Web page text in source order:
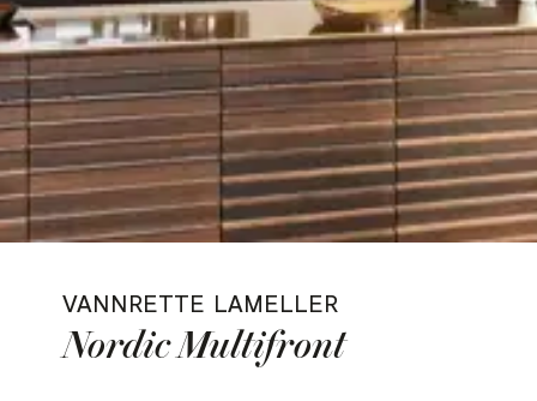
VANNRETTE LAMELLER
Nordic Multifront